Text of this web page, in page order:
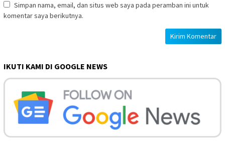
Simpan nama, email, dan situs web saya pada peramban ini untuk
komentar saya berikutnya.
IKUTI KAMI DI GOOGLE NEWS